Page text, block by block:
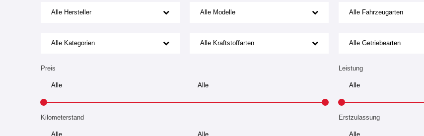
Alle Hersteller Alle Modelle Alle Fahrzeugarten
Alle Kategorien Alle Kraftstoffarten Alle Getriebearten
Preis Leistung
Kilometerstand Erstzulassung